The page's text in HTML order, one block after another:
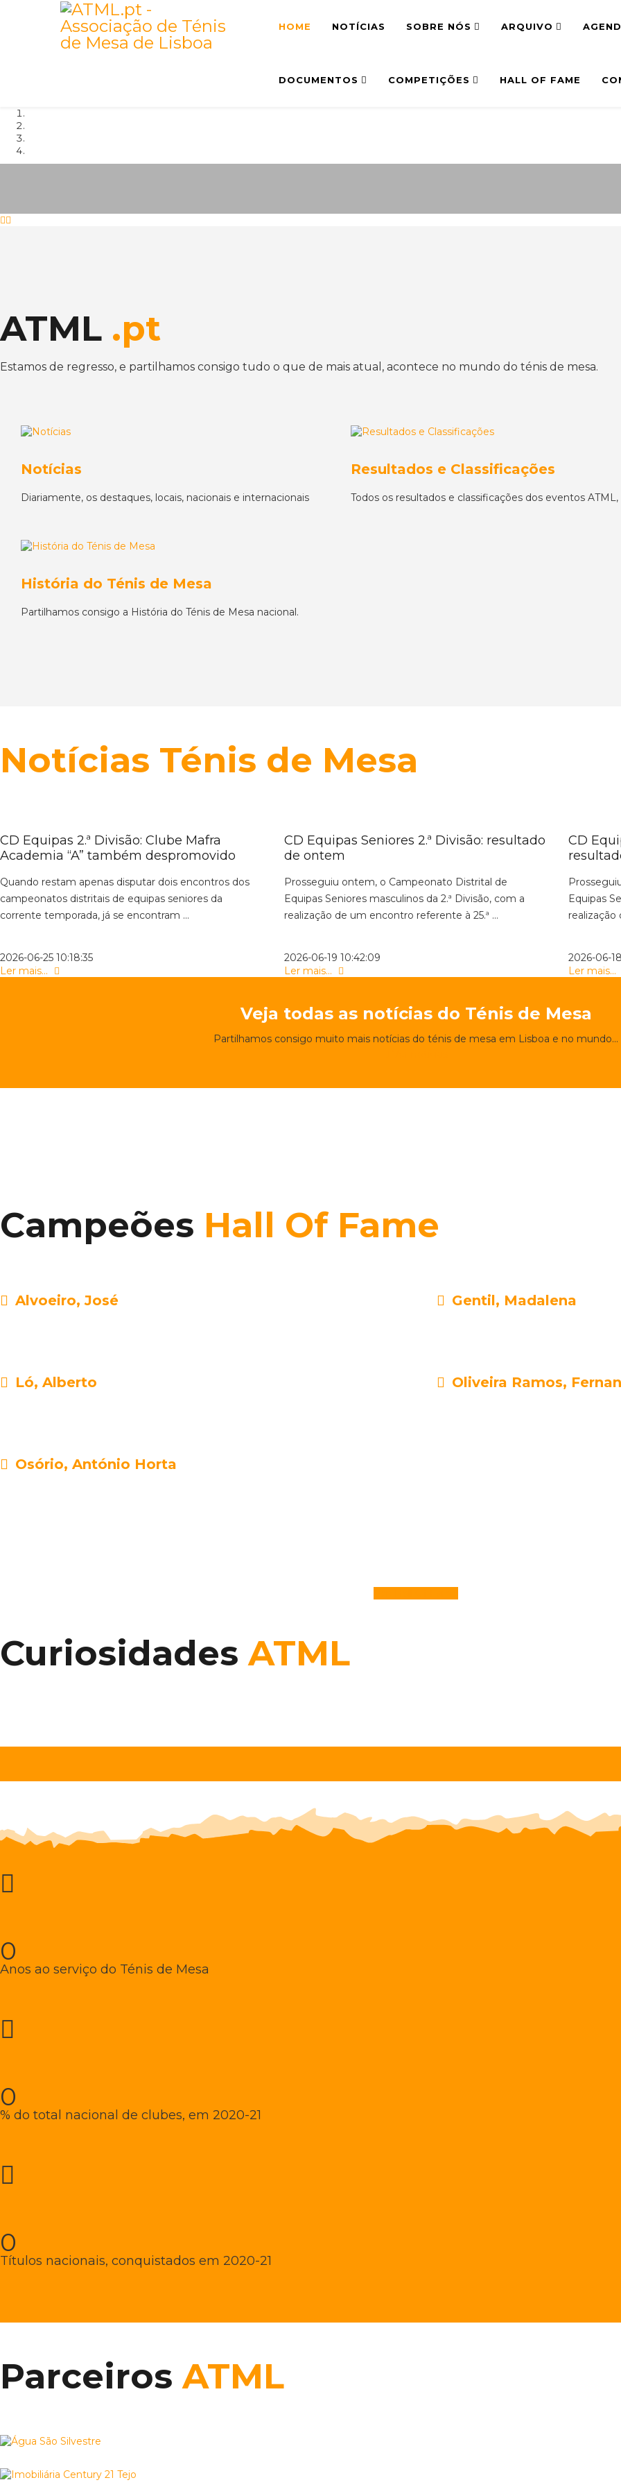
HOME NOTÍCIAS SOBRE NÓS ARQUIVO
DOCUMENTOS COMPETIÇÕES HALL OF FAME
ATML .pt
Estamos de regresso, e partilhamos consigo tudo o que de mais atual, acontece no mundo do ténis de mesa.
Notícias
Diariamente, os destaques, locais, nacionais e internacionais
Resultados e Classificações
Todos os resultados e classificações dos eventos ATML
História do Ténis de Mesa
Partilhamos consigo a História do Ténis de Mesa nacional.
Notícias Ténis de Mesa
CD Equipas 2.ª Divisão: Clube Mafra
Academia “A” também despromovido
Quando restam apenas disputar dois encontros dos
campeonatos distritais de equipas seniores da
corrente temporada, já se encontram ...
2026-06-25 10:18:35
Ler mais...
CD Equipas Seniores 2.ª Divisão: resultado
de ontem
Prosseguiu ontem, o Campeonato Distrital de
Equipas Seniores masculinos da 2.ª Divisão, com a
realização de um encontro referente à 25.ª ...
2026-06-19 10:42:09
Ler mais...
CD
Equipas
realização
2026-06-
Ler mais...
Veja todas as notícias do Ténis de Mesa
Partilhamos consigo muito mais notícias do ténis de mesa em Lisboa e no mundo...
Campeões Hall Of Fame
Alvoeiro, José Gentil, Madalena
Ló, Alberto Oliveira Ramos,
Osório, António Horta
CuriosidadesATML
0
Anos ao serviço do Ténis de Mesa
0
% do total nacional de clubes, em 2020-21
0
Títulos nacionais, conquistados em 2020-21
ParceirosATML